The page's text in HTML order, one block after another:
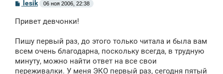
С
о
б
н
и
lesik 06 ноя 2006, 22:38
Привет девчонки!
Пишу первый раз, до этого только читала и была вам
всем очень благодарна, поскольку всегда, в трудную
минуту, можно найти ответ на все свои
переживалки. У меня ЭКО первый раз, сегодня пятый